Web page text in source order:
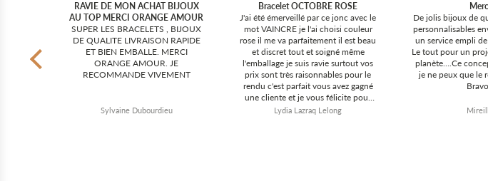
RAVIE DE MON ACHAT BIJOUX
AU TOP MERCI ORANGE AMOUR
SUPER LES BRACELETS , BIJOUX
DE QUALITE LIVRAISON RAPIDE
ET BIEN EMBALLE. MERCI
ORANGE AMOUR. JE
RECOMMANDE VIVEMENT
Sylvaine Dubourdieu
Bracelet OCTOBRE ROSE
J'ai été émerveillé par ce jonc avec le
mot VAINCRE je l'ai choisi couleur
rose il me va parfaitement il est beau
et discret tout et soigné même
l'emballage je suis ravie surtout vos
prix sont très raisonnables pour le
rendu c'est parfait vous avez gagné
une cliente et je vous félicite pour
vôtre travail et je vous souhaite le
Lydia Lazraq Lelong
De jolis bijoux de
personnalisables
un service empli
Le tout pour un
planète….Ce
je ne peux que le